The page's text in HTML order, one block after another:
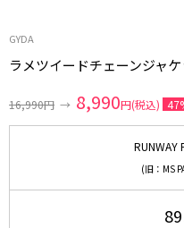
GYDA
ラメツイードチェーンジャケ
16,990円 → 8,990円(税込)
RUNWAY
(旧：MS
89